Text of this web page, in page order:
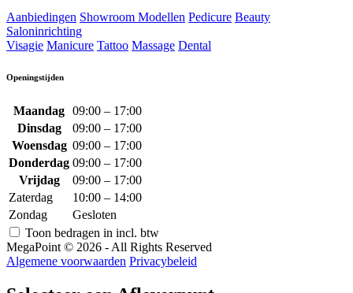
Aanbiedingen Showroom Modellen Pedicure Beauty
Saloninrichting
Visagie Manicure Tattoo Massage Dental
Openingstijden
Maandag 09:00 – 17:00
Dinsdag
09:00 – 17:00
Woensdag 09:00 – 17:00
Donderdag 09:00 – 17:00
Vrijdag
09:00 – 17:00
Zaterdag
10:00 – 14:00
Zondag
Gesloten
Toon bedragen in incl. btw
MegaPoint © 2026 - All Rights Reserved
Algemene voorwaarden Privacybeleid